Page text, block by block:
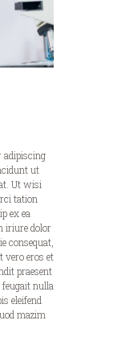
adipiscing
ut
Ut wisi
tation
ex ea
iriure dolor
consequat,
vero eros et
praesent
feugait nulla
eleifend
mazim